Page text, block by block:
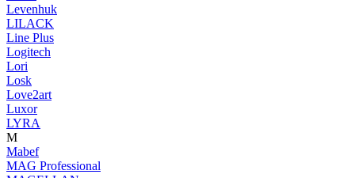
Levenhuk
LILACK
Line Plus
Logitech
Lori
Losk
Love2art
Luxor
LYRA
M
Mabef
MAG Professional